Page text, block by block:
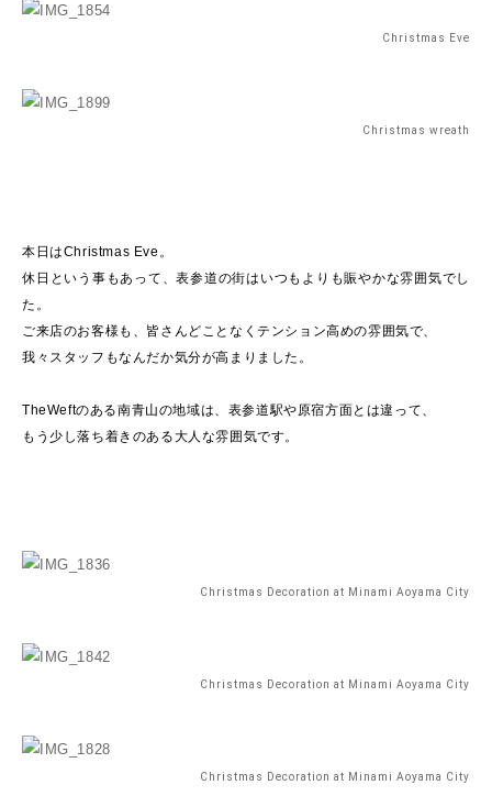
Christmas Eve
Christmas wreath
本日はChristmas Eve。
休日という事もあって、表参道の街はいつもよりも賑やかな雰囲気でし
た。
ご来店のお客様も、皆さんどことなくテンション高めの雰囲気で、
我々スタッフもなんだか気分が高まりました。
TheWeftのある南青山の地域は、表参道駅や原宿方面とは違って、
もう少し落ち着きのある大人な雰囲気です。
Christmas Decoration at Minami Aoyama City
Christmas Decoration at Minami Aoyama City
Christmas Decoration at Minami Aoyama City